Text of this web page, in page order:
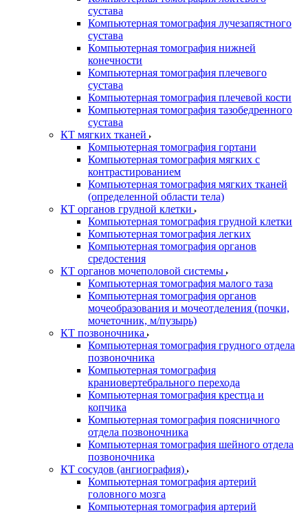
сустава
Компьютерная томография лучезапястного
сустава
Компьютерная томография нижней
конечности
Компьютерная томография плечевого
сустава
Компьютерная томография плечевой кости
Компьютерная томография тазобедренного
сустава
КТ мягких тканей
Компьютерная томография гортани
Компьютерная томография мягких с
контрастированием
Компьютерная томография мягких тканей
(определенной области тела)
КТ органов грудной клетки
Компьютерная томография грудной клетки
Компьютерная томография легких
Компьютерная томография органов
средостения
КТ органов мочеполовой системы
Компьютерная томография малого таза
Компьютерная томография органов
мочеобразования и мочеотделения (почки,
мочеточник, м/пузырь)
КТ позвоночника
Компьютерная томография грудного отдела
позвоночника
Компьютерная томография
краниовертебрального перехода
Компьютерная томография крестца и
копчика
Компьютерная томография поясничного
отдела позвоночника
Компьютерная томография шейного отдела
позвоночника
КТ сосудов (ангиография)
Компьютерная томография артерий
головного мозга
Компьютерная томография артерий